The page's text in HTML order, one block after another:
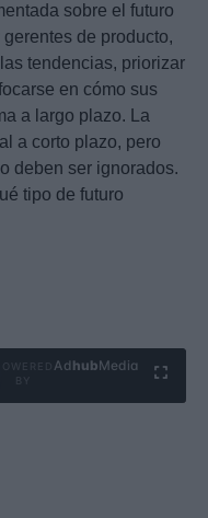
sobre el futuro
de producto,
tendencias, priorizar
en cómo sus
a largo plazo. La
a corto plazo, pero
deben ser ignorados.
tipo de futuro
Ad hubMedia